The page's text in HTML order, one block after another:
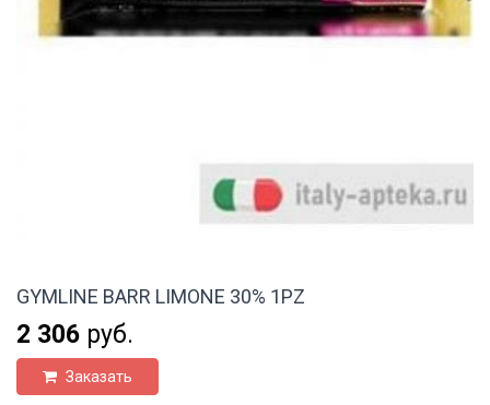
GYMLINE BARR LIMONE 30% 1PZ
2 306 руб.
Заказать